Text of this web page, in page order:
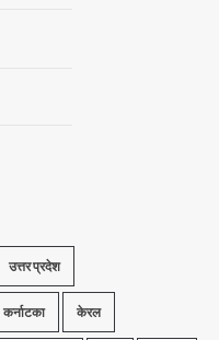
उत्तर प्रदेश
कर्नाटका केरल